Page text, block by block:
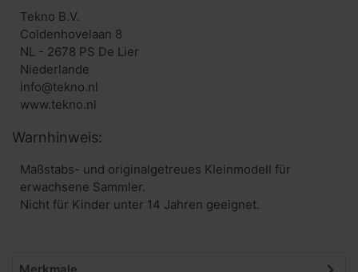
Tekno B.V.
Coldenhovelaan 8
NL - 2678 PS De Lier
Niederlande
info@tekno.nl
www.tekno.nl
Warnhinweis:
Maßstabs- und originalgetreues Kleinmodell für
erwachsene Sammler.
Nicht für Kinder unter 14 Jahren geeignet.